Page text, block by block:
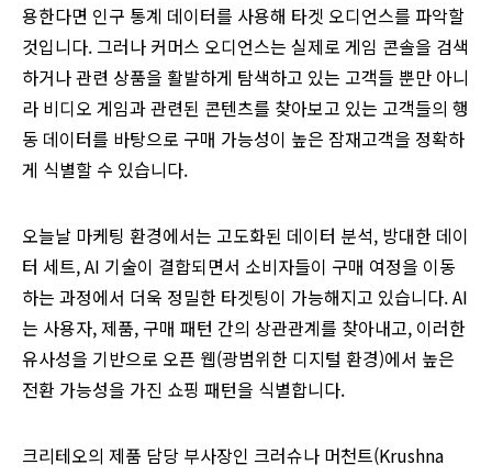
용한다면 인구 통계 데이터를 사용해 타겟 오디언스를 파악할
것입니다. 그러나 커머스 오디언스는 실제로 게임 콘솔을 검색
하거나 관련 상품을 활발하게 탐색하고 있는 고객들 뿐만 아니
라 비디오 게임과 관련된 콘텐츠를 찾아보고 있는 고객들의 행
동 데이터를 바탕으로 구매 가능성이 높은 잠재고객을 정확하
게 식별할 수 있습니다.
오늘날 마케팅 환경에서는 고도화된 데이터 분석, 방대한 데이
터 세트, AI 기술이 결합되면서 소비자들이 구매 여정을 이동
하는 과정에서 더욱 정밀한 타겟팅이 가능해지고 있습니다. AI
는 사용자, 제품, 구매 패턴 간의 상관관계를 찾아내고, 이러한
유사성을 기반으로 오픈 웹(광범위한 디지털 환경)에서 높은
전환 가능성을 가진 쇼핑 패턴을 식별합니다.
크리테오의 제품 담당 부사장인 크러슈나 머천트(Krushna